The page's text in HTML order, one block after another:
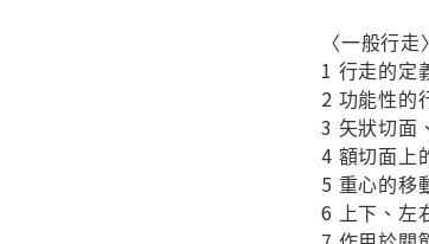
〈一般行走〉
1 行走的定
2 功能性的
3 矢狀切面
4 額切面上
5 重心的移
6 上下、左